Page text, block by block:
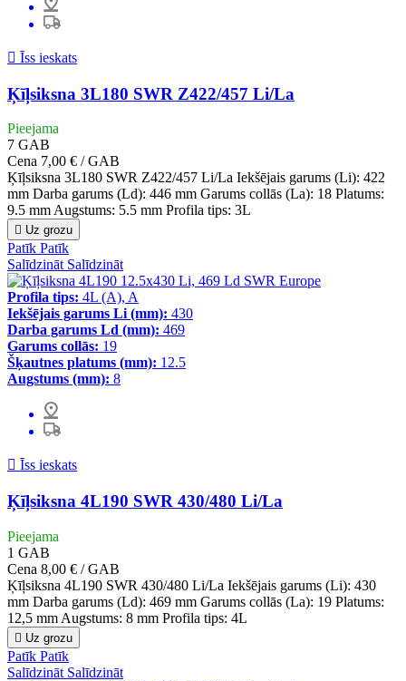
 Īss ieskats
Ķīļsiksna 3L180 SWR Z422/457 Li/La
Pieejama
7 GAB
Cena 7,00 € / GAB
Ķīļsiksna 3L180 SWR Z422/457 Li/La Iekšējais garums (Li): 422
mm Darba garums (Ld): 446 mm Garums collās (La): 18 Platums:
9.5 mm Augstums: 5.5 mm Profila tips: 3L
 Uz grozu
Patīk Patīk
Salīdzināt Salīdzināt
Profila tips: 4L (A), A
Iekšējais garums Li (mm): 430
Darba garums Ld (mm): 469
Garums collās: 19
Šķautnes platums (mm): 12.5
Augstums (mm): 8
 Īss ieskats
Ķīļsiksna 4L190 SWR 430/480 Li/La
Pieejama
1 GAB
Cena 8,00 € / GAB
Ķīļsiksna 4L190 SWR 430/480 Li/La Iekšējais garums (Li): 430
mm Darba garums (Ld): 469 mm Garums collās (La): 19 Platums:
12,5 mm Augstums: 8 mm Profila tips: 4L
 Uz grozu
Patīk Patīk
Salīdzināt Salīdzināt